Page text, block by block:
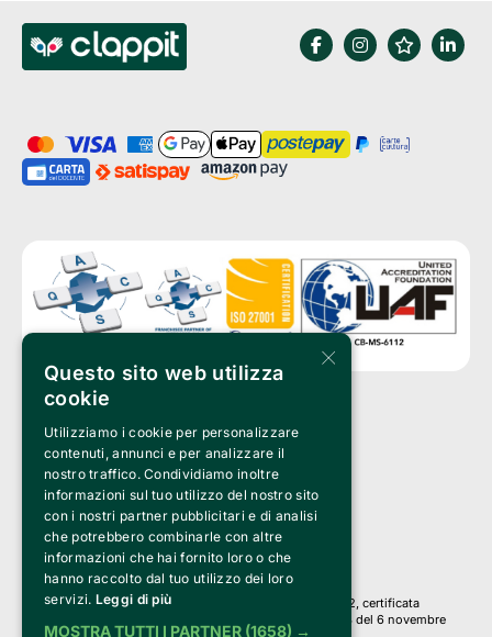
Clappit è un marchio di proprietà di:
Bemils Srl
a Socio Unico
Via Fosse Ardeatine, 4 -20092 Cinisello Balsamo (MI)
PI 05589050961
Iscr. C.C.I.A.A. Milano R.E.A. 1833471
© 2010-2025 Bemils Srl - Tutti i diritti riservati
Credits:
Clappit è basato sulla piattaforma di biglietteria Belive 6.2, certificata
dall’Agenzia delle Entrate con protocollo n. 2025/445474 del 6 novembre
×
Questo sito web utilizza
cookie
Utilizziamo i cookie per personalizzare
contenuti, annunci e per analizzare il
nostro traffico. Condividiamo inoltre
informazioni sul tuo utilizzo del nostro sito
con i nostri partner pubblicitari e di analisi
che potrebbero combinarle con altre
informazioni che hai fornito loro o che
hanno raccolto dal tuo utilizzo dei loro
servizi. Leggi di più
MOSTRA TUTTI I PARTNER (1658) →